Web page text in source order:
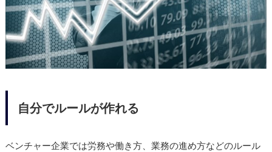
自分でルールが作れる
ベンチャー企業では労務や働き方、業務の進め方などのルール